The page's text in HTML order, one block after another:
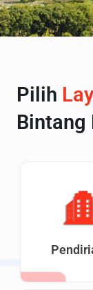
Pilih
Bintang